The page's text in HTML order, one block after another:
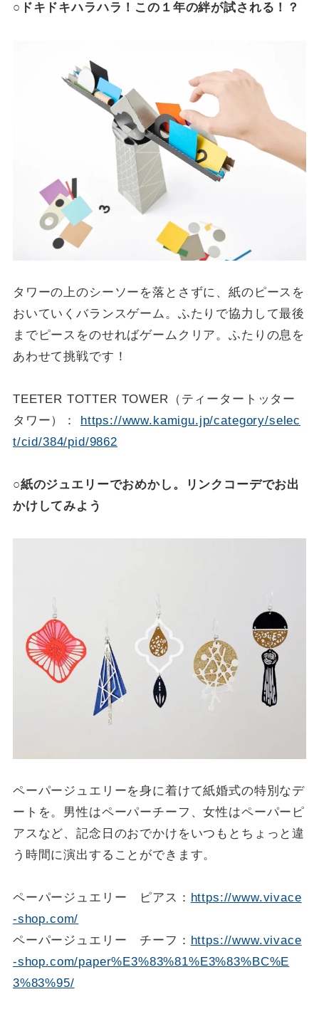
○ドキドキハラハラ！この１年の絆が試される！？
タワーの上のシーソーを落とさずに、紙のピースを
おいていくバランスゲーム。ふたりで協力して最後
までピースをのせればゲームクリア。ふたりの息を
あわせて挑戦です！
TEETER TOTTER TOWER（ティータートッター
タワー）：
https://www.kamigu.jp/category/selec
t/cid/384/pid/9862
○紙のジュエリーでおめかし。リンクコーデでお出
かけしてみよう
ペーパージュエリーを身に着けて紙婚式の特別なデ
ートを。男性はペーパーチーフ、女性はペーパーピ
アスなど、記念日のおでかけをいつもとちょっと違
う時間に演出することができます。
ペーパージュエリー ピアス： https://www.vivace
-shop.com/
ペーパージュエリー チーフ： https://www.vivace
-shop.com/paper%E3%83%81%E3%83%BC%E
3%83%95/